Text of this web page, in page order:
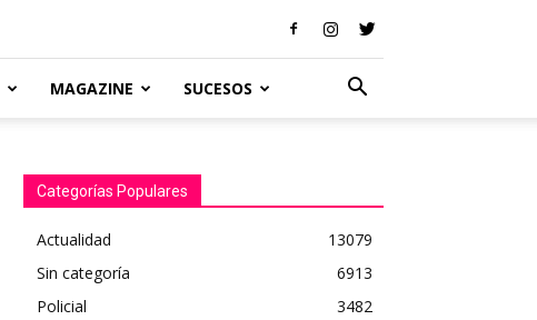
MAGAZINE SUCESOS
Categorías Populares
Actualidad
13079
Sin categoría
6913
Policial
3482